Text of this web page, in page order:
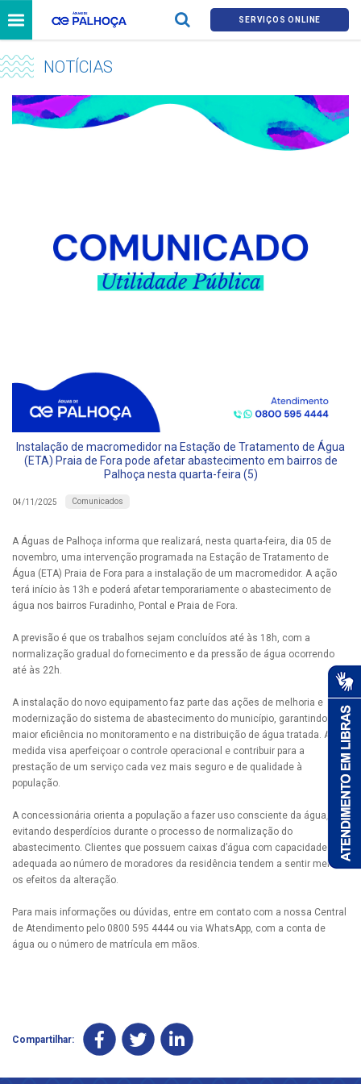
SERVIÇOS ONLINE
NOTÍCIAS
Instalação de macromedidor na Estação de Tratamento de Água
(ETA) Praia de Fora pode afetar abastecimento em bairros de
Palhoça nesta quarta-feira (5)
04/11/2025 Comunicados
A Águas de Palhoça informa que realizará, nesta quarta-feira, dia 05 de
novembro, uma intervenção programada na Estação de Tratamento de
Água (ETA) Praia de Fora para a instalação de um macromedidor. A ação
terá início às 13h e poderá afetar temporariamente o abastecimento de
água nos bairros Furadinho, Pontal e Praia de Fora.
A previsão é que os trabalhos sejam concluídos até às 18h, com a
normalização gradual do fornecimento e da pressão de água ocorrendo
até às 22h.
A instalação do novo equipamento faz parte das ações de melhoria e
modernização do sistema de abastecimento do município, garantindo
maior eficiência no monitoramento e na distribuição de água tratada. A
medida visa aperfeiçoar o controle operacional e contribuir para a
prestação de um serviço cada vez mais seguro e de qualidade à
população.
A concessionária orienta a população a fazer uso consciente da água,
evitando desperdícios durante o processo de normalização do
abastecimento. Clientes que possuem caixas d’água com capacidade
adequada ao número de moradores da residência tendem a sentir menos
os efeitos da alteração.
Para mais informações ou dúvidas, entre em contato com a nossa Central
de Atendimento pelo 0800 595 4444 ou via WhatsApp, com a conta de
água ou o número de matrícula em mãos.
Compartilhar: